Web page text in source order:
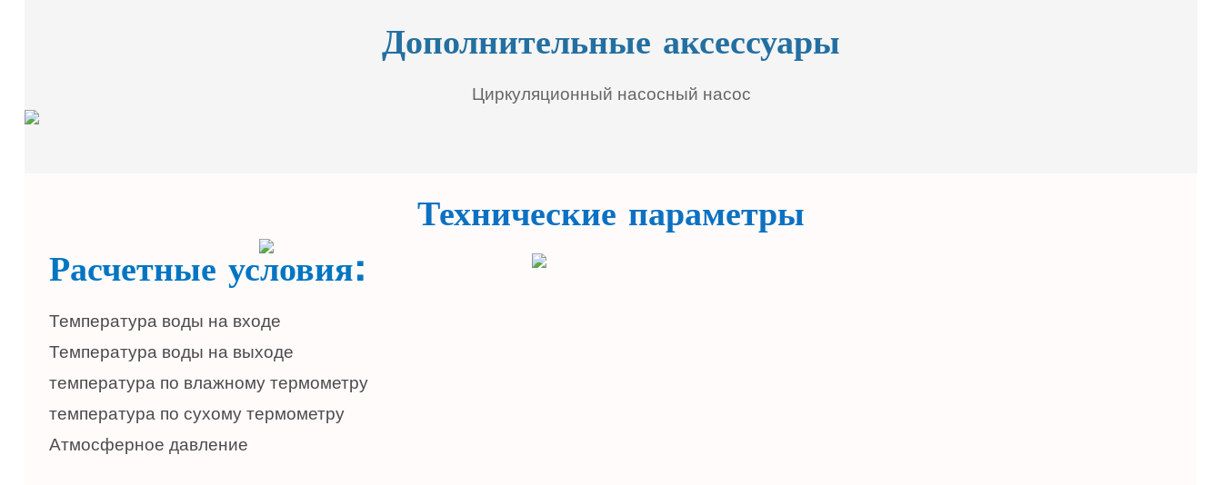
Дополнительные аксессуары
Циркуляционный насосный насос
Технические параметры
Расчетные условия:
Температура воды на входе
Температура воды на выходе
температура по влажному термометру
температура по сухому термометру
Атмосферное давление